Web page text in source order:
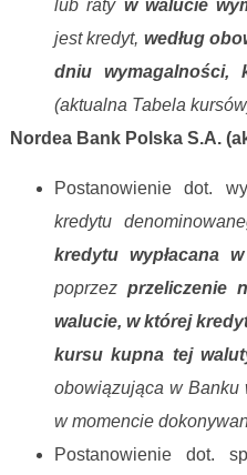
lub raty w walucie
jest kredyt, według
dniu wymagalności,
(aktualna Tabela
Nordea Bank Polska S.A.
Postanowienie dot.
kredytu
kredytu wypłacana w
poprzez przeliczenie
walucie, w której
kursu kupna tej
obowiązująca w Banku
w momencie
Postanowienie dot.